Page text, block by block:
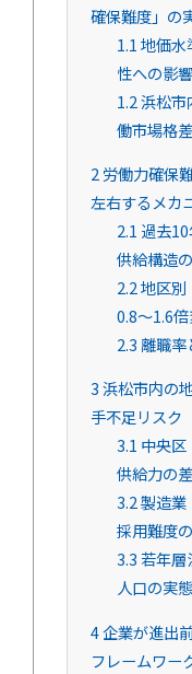
確保難度」の
1.1地価水
性への影響
1.2浜松市
働市場格差
2労働力確保
左右するメカ
2.1 過去
供給構造
2.2地区別
0.8〜1.6
2.3 離職率
3浜松市内の
手不足リスク
3.1 中央
供給力の
3.2製造業
採用難度
3.3若年層
人口の実態
4企業が進出
フレームワー